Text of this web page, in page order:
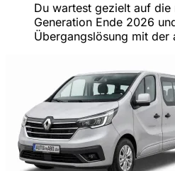
Du wartest gezielt auf
Generation Ende 2026
Übergangslösung mit der